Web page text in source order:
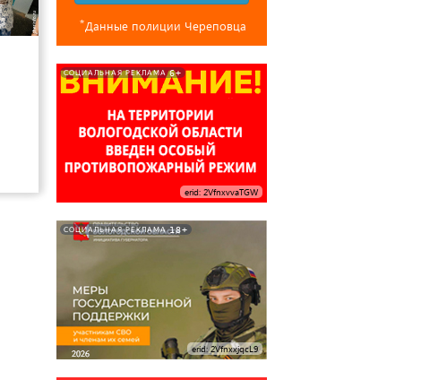
⃰Данные полиции Череповца
СОЦИАЛЬНАЯ РЕКЛАМА 6+
erid: 2VfnxvvaTGW
СОЦИАЛЬНАЯ РЕКЛАМА 18+
erid: 2VfnxxjqcL9